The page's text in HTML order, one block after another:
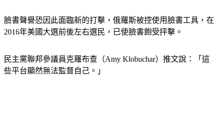
臉書聲譽恐因此面臨新的打擊，俄羅斯被控使用臉書工具，在
2016年美國大選前後左右選民，已使臉書飽受抨擊。
民主黨聯邦參議員克羅布查（Amy Klobuchar）推文說：「這
些平台顯然無法監督自己。」